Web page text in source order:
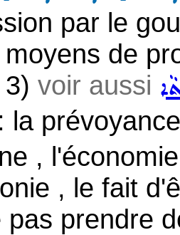
par le
de
voir aussi
: la
,
, le fait
pas prendre